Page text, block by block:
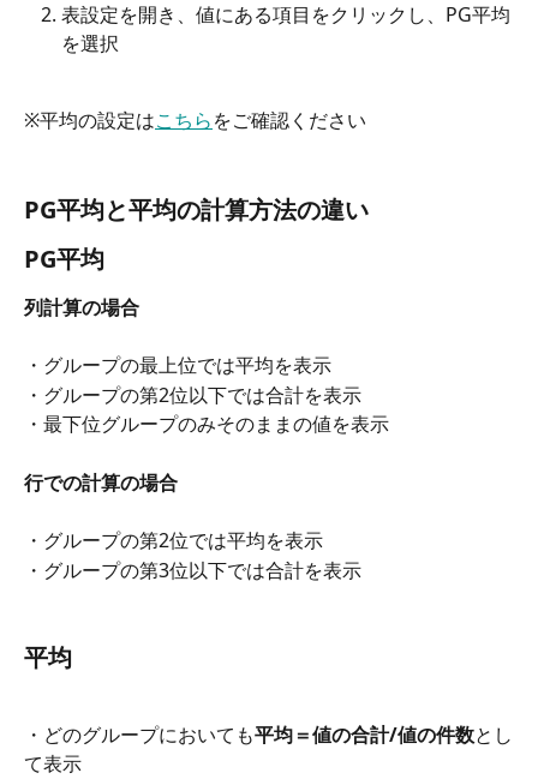
表設定を開き、値にある項目をクリックし、PG平均
を選択
※平均の設定はこちらをご確認ください
PG平均と平均の計算方法の違い
PG平均
列計算の場合
・グループの最上位では平均を表示
・グループの第2位以下では合計を表示
・最下位グループのみそのままの値を表示
行での計算の場合
・グループの第2位では平均を表示
・グループの第3位以下では合計を表示
平均
・どのグループにおいても平均＝値の合計/値の件数とし
て表示